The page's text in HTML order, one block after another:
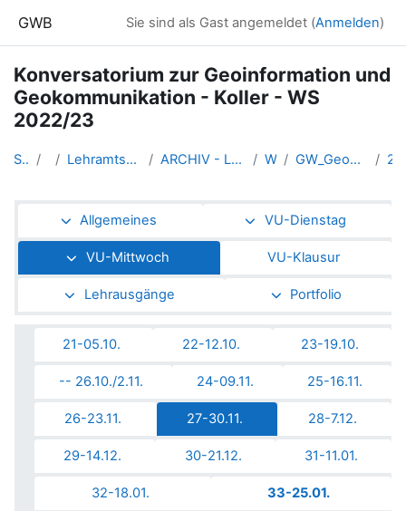
GWB Sie sind als Gast angemeldet (Anmelden)
Konversatorium zur Geoinformation und
Geokommunikation - Koller - WS
2022/23
Startseite Kurse Lehramtsausbildung GW im Cluster Österreich Mitte ARCHIV - Lehrveranstaltungen am Standort Linz - seit 2016 WS_2022/23 GW_Geomedien_KOGeoinformation_Koller_2022ws
Abschnittsübersicht
Allgemeines VU-Dienstag
VU-Mittwoch VU-Klausur
Lehrausgänge Portfolio
21-05.10. 22-12.10. 23-19.10.
-- 26.10./2.11. 24-09.11. 25-16.11.
26-23.11. 27-30.11. 28-7.12.
29-14.12. 30-21.12. 31-11.01.
32-18.01. 33-25.01.